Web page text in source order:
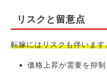
リスクと留意点
転嫁にはリスクも伴いま
価格上昇が需要を抑